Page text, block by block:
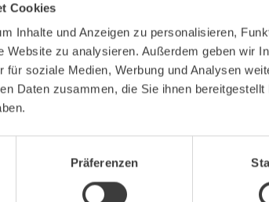
Cookies
Inhalte und Anzeigen zu personalisieren,
Website zu analysieren. Außerdem geben wir
für soziale Medien, Werbung und Analysen
Daten zusammen, die Sie ihnen
Präferenzen